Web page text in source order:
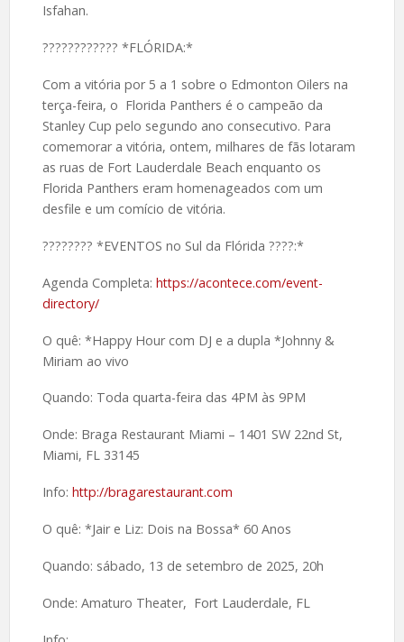
Isfahan.
????️???????? *FLÓRIDA:*
Com a vitória por 5 a 1 sobre o Edmonton Oilers na
terça-feira, o Florida Panthers é o campeão da
Stanley Cup pelo segundo ano consecutivo. Para
comemorar a vitória, ontem, milhares de fãs lotaram
as ruas de Fort Lauderdale Beach enquanto os
Florida Panthers eram homenageados com um
desfile e um comício de vitória.
????️???? *EVENTOS no Sul da Flórida ????:*
Agenda Completa: https://acontece.com/event-
directory/
O quê: *Happy Hour com DJ e a dupla *Johnny &
Miriam ao vivo
Quando: Toda quarta-feira das 4PM às 9PM
Onde: Braga Restaurant Miami – 1401 SW 22nd St,
Miami, FL 33145
Info: http://bragarestaurant.com
O quê: *Jair e Liz: Dois na Bossa* 60 Anos
Quando: sábado, 13 de setembro de 2025, 20h
Onde: Amaturo Theater, Fort Lauderdale, FL